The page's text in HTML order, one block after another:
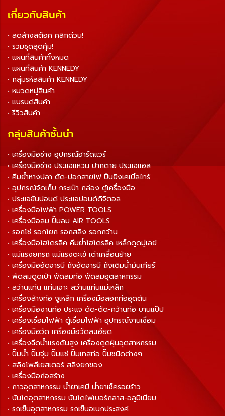
เกี่ยวกับสินค้า
• ลดล้างสต็อค คลิกด่วน!
• รวมชุดสุดคุ้ม!
• แผนที่สินค้าทั้งหมด
• แผนที่สินค้า KENNEDY
• กลุ่มรหัสสินค้า KENNEDY
• หมวดหมู่สินค้า
• แบรนด์สินค้า
• รีวิวสินค้า
กลุ่มสินค้าชั้นนำ
• เครื่องมือช่าง อุปกรณ์ฮาร์ดแวร์
• เครื่องมือช่าง ประแจแหวน ปากตาย ประแจแอล
• คีมย้ำหางปลา ตัด-ปอกสายไฟ ปืนยิงเคเบิ้ลไทร์
• อุปกรณ์จัดเก็บ กระเป๋า กล่อง ตู้เครื่องมือ
• ประแจขันปอนด์ ประแจปอนด์ดิจิตอล
• เครื่องมือไฟฟ้า POWER TOOLS
• เครื่องมือลม ปั๊มลม AIR TOOLS
• รอกโซ่ รอกโยก รอกสลิง รอกกว้าน
• เครื่องมือไฮโดรลิค คีมย้ำไฮโดรลิค เหล็กดูดมู่เลย์
• แม่แรงยกรถ แม่แรงตะเข้ เต่าเคลื่อนย้าย
• เครื่องมืออัดจารบี ถังอัดจารบี ถังเติมน้ำมันเกียร์
• พัดลมดูดเป่า พัดลมท่อ พัดลมอุตสาหกรรม
• สว่านแท่น แท่นเจาะ สว่านแท่นแม่เหล็ก
• เครื่องล้างท่อ งูเหล็ก เครื่องมือลอกท่ออุดตัน
• เครื่องมืองานท่อ ประแจ ดัด-ตัด-คว้านท่อ บานแป๊ป
• เครื่องเชื่อมไฟฟ้า ตู้เชื่อมไฟฟ้า อุปกรณ์งานเชื่อม
• เครื่องมือวัด เครื่องมือวัดละเอียด
• เครื่องฉีดน้ำแรงดันสูง เครื่องดูดฝุ่นอุตสาหกรรม
• ปั๊มน้ำ ปั๊มจุ่ม ปั๊มแช่ ปั๊มเทสท่อ ปั๊มชนิดต่างๆ
• สลิงโพลีเยสเตอร์ สลิงยกของ
• เครื่องมือก่อสร้าง
• กาวอุตสาหกรรม น้ำยาเคมี น้ำยาเช็ครอยร้าว
• บันไดอุตสาหกรรม บันไดไฟเบอร์กลาส-อลูมิเนียม
• รถเข็นอุตสาหกรรม รถเข็นอเนกประสงค์